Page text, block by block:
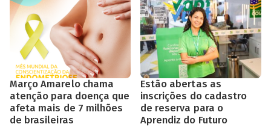
Março Amarelo chama
atenção para doença que
afeta mais de 7 milhões
de brasileiras
Estão abertas as
inscrições do cadastro
de reserva para o
Aprendiz do Futuro